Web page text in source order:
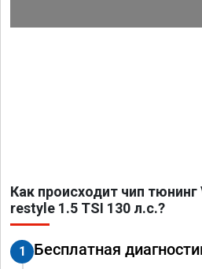
Как происходит чип
restyle 1.5 TSI 130 л.с.?
1 Бесплатная